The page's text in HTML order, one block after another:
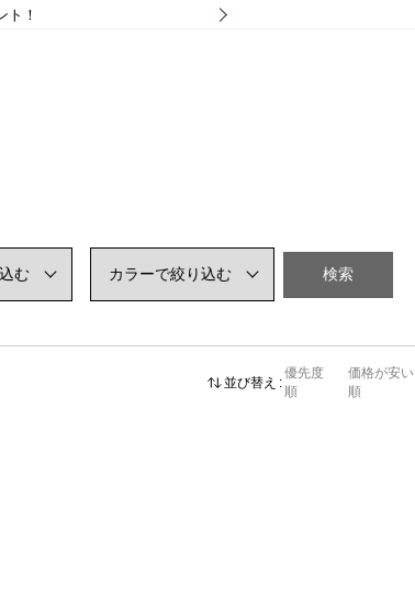
ト！
検索
並び替え
優先度
順
価格が安い
順